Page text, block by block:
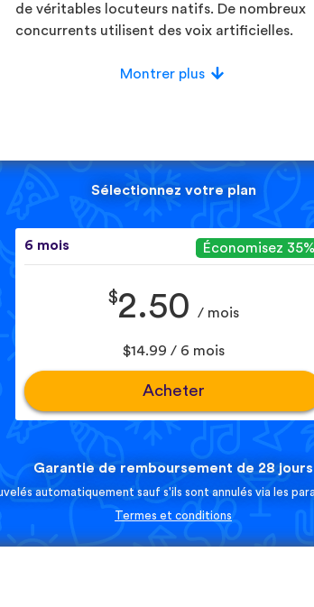
de véritables locuteurs natifs. De nombreux
concurrents utilisent des voix artificielles.
Montrer plus
Sélectionnez votre plan
6 mois Économisez 35%
$2.50 / mois
$14.99 / 6 mois
Acheter
Garantie de remboursement de 28 jours
automatiquement sauf s'ils sont annulés via les
Termes et conditions